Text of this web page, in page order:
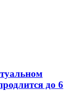
до 6